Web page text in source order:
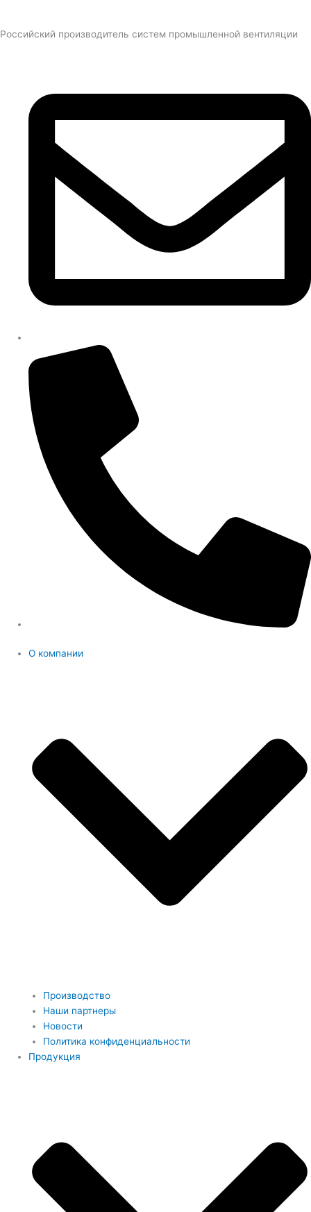
Российский производитель систем промышленной вентиляции
О компании
Производство
Наши партнеры
Новости
Политика конфиденциальности
Продукция